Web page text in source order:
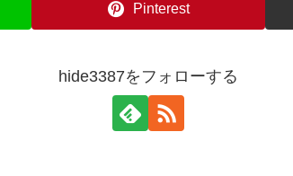
Pinterest
hide3387をフォローする